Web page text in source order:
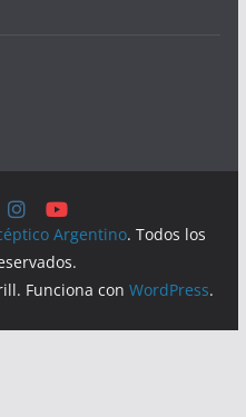
Argentino. Todos los
Funciona conWordPress.